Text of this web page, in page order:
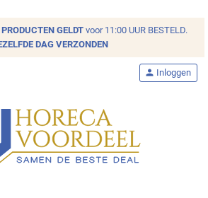
PRODUCTEN GELDT voor 11:00 UUR BESTELD.
DAG VERZONDEN
person Inloggen